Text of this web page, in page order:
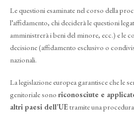
Le questioni esaminate nel corso della
l’affidamento, chi deciderà le questioni
amministrerà i beni del minore, ecc.) e le
decisione (affidamento esclusivo o
nazionali.
La legislazione europea garantisce che le
genitoriale sono riconosciute e
altri paesi dell’UEtramite una